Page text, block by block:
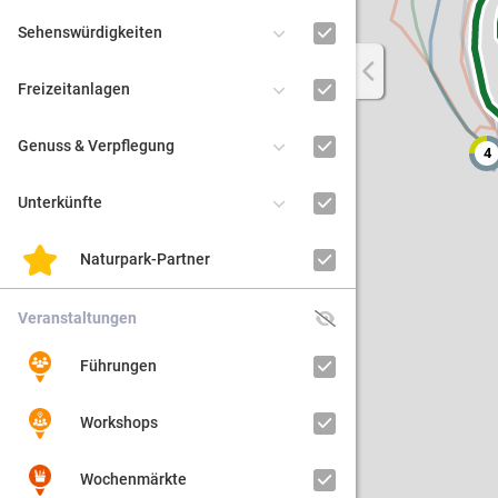
4
Sehenswürdigkeiten
Freizeitanlagen
Genuss & Verpflegung
Unterkünfte
Naturpark-Partner
Veranstaltungen
Führungen
Workshops
Wochenmärkte
Kultur